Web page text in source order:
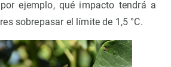
ejemplo, qué impacto tendrá a
sobrepasar el límite de 1,5 °C.